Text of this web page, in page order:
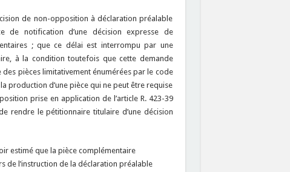
de non-opposition à déclaration préalable
de notification d’une décision expresse de
; que ce délai est interrompu par une
à la condition toutefois que cette demande
des pièces limitativement énumérées par le code
production d’une pièce qui ne peut être requise
prise en application de l’article R. 423-39
rendre le pétitionnaire titulaire d’une décision
estimé que la pièce complémentaire
de l’instruction de la déclaration préalable